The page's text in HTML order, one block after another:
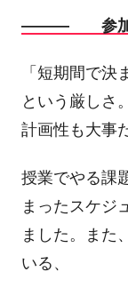
――― 参加し
「短期間で決
という厳しさ
計画性も大事
授業でやる課
まったスケジ
ました。また
いる、